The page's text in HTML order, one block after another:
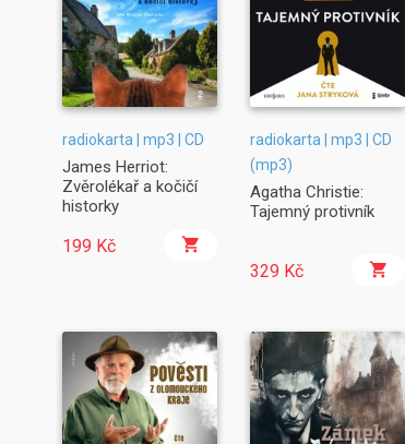
radiokarta | mp3 | CD
James Herriot:
Zvěrolékař a kočičí
historky
199 Kč
radiokarta | mp3 | CD
(mp3)
Agatha Christie:
Tajemný protivník
329 Kč